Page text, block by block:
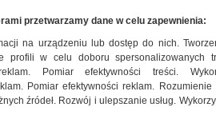
10-krotny
przetwarzamy dane w celu zapewnienia:
na urządzeniu lub dostęp do nich.
profili w celu doboru spersonalizowanych
reklam. Pomiar efektywności treści.
Pomiar efektywności reklam.
źródeł. Rozwój i ulepszanie usług.